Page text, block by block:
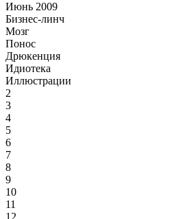
Июнь 2009
Бизнес-линч
Мозг
Понос
Дрюкенция
Идиотека
Иллюстрации
2
3
4
5
6
7
8
9
10
11
12